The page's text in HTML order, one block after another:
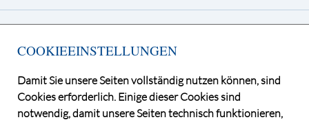
Kurfürstendamm 65, 10707 Berlin
Telefon +49 30 / 884 68 80
E-Mail info@dga-ag.de
COOKIEEINSTELLUNGEN
Damit Sie unsere Seiten vollständig nutzen können, sind
Cookies erforderlich. Einige dieser Cookies sind
notwendig, damit unsere Seiten technisch funktionieren,